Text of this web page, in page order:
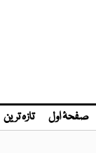
صفحۂ اول تازہ ترین